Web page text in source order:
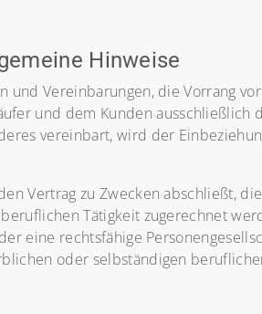
Hinweise
Vereinbarungen, die Vorrang
und dem Kunden ausschließlich
vereinbart, wird der
Vertrag zu Zwecken abschließt,
Tätigkeit zugerechnet
eine rechtsfähige
oder selbständigen